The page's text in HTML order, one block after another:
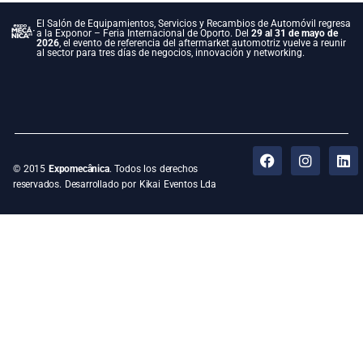
El Salón de Equipamientos, Servicios y Recambios de Automóvil regresa
a la Exponor – Feria Internacional de Oporto. Del 29 al 31 de mayo de
2026, el evento de referencia del aftermarket automotriz vuelve a reunir
al sector para tres días de negocios, innovación y networking.
© 2015 Expomecânica. Todos los derechos
reservados. Desarrollado por Kikai Eventos Lda